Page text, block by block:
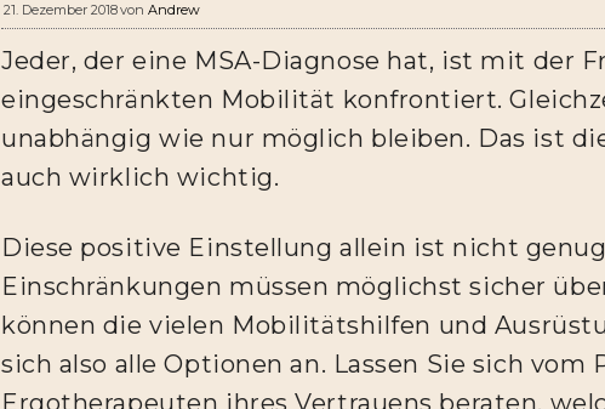
21. Dezember 2018von Andrew
Jeder, der eine MSA-Diagnose hat, ist mit der
eingeschränkten Mobilität konfrontiert.
unabhängig wie nur möglich bleiben. Das ist
auch wirklich wichtig.
Diese positive Einstellung allein ist nicht
Einschränkungen müssen möglichst sicher
können die vielen Mobilitätshilfen und
sich also alle Optionen an. Lassen Sie sich
Ergotherapeuten ihres Vertrauens beraten,